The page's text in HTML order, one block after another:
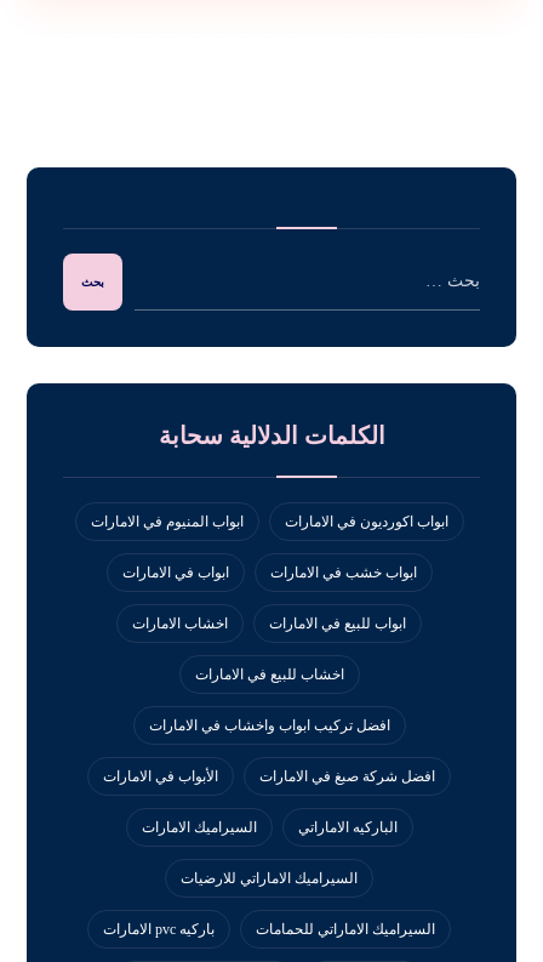
الكلمات الدلالية سحابة
ابواب اكورديون في الامارات ابواب المنيوم في الامارات
ابواب خشب في الامارات ابواب في الامارات
ابواب للبيع في الامارات اخشاب الامارات
اخشاب للبيع في الامارات
افضل تركيب ابواب واخشاب في الامارات
افضل شركة صبغ في الامارات الأبواب في الامارات
الباركيه الاماراتي السيراميك الامارات
السيراميك الاماراتي للارضيات
السيراميك الاماراتي للحمامات باركيه pvc الامارات